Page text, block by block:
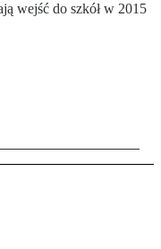
wejść do szkół w 2015